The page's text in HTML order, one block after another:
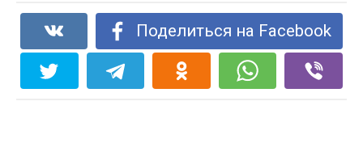
Поделиться на Facebook